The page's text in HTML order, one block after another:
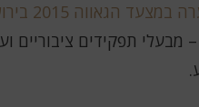
הגאווה 2015 בירושלים
מבעלי תפקידים